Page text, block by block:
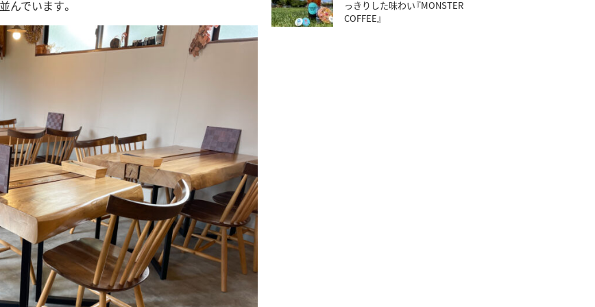
んでいます。
っきりした味わい『MONSTER
COFFEE』